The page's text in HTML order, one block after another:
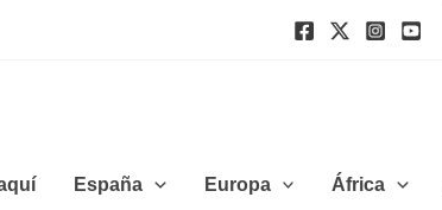
España Europa África